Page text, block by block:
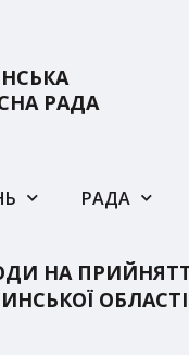
РАДА
РАДА
НА